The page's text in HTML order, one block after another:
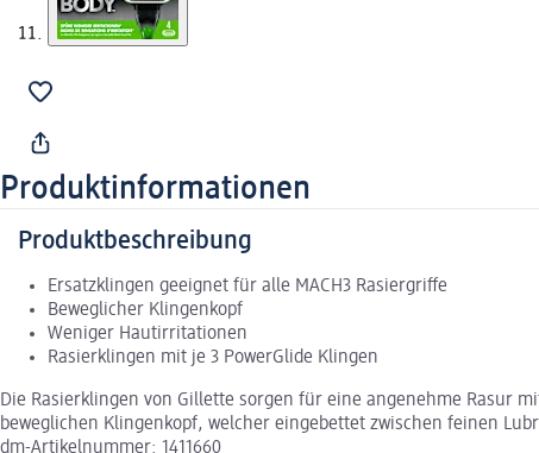
Produktinformationen
Produktbeschreibung
Ersatzklingen geeignet für alle MACH3 Rasiergriffe
Beweglicher Klingenkopf
Weniger Hautirritationen
Rasierklingen mit je 3 PowerGlide Klingen
Die Rasierklingen von Gillette sorgen für eine angenehme Rasur
beweglichen Klingenkopf, welcher eingebettet zwischen feinen
dm-Artikelnummer: 1411660